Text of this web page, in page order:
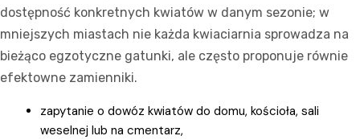
dostępność konkretnych kwiatów w danym sezonie; w
mniejszych miastach nie każda kwiaciarnia sprowadza na
bieżąco egzotyczne gatunki, ale często proponuje równie
efektowne zamienniki.
zapytanie o dowóz kwiatów do domu, kościoła, sali
weselnej lub na cmentarz,